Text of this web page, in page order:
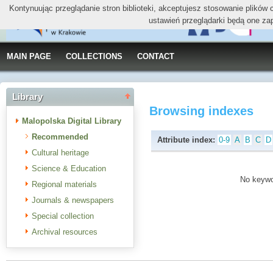
MAIN PAGE COLLECTIONS CONTACT
Library
Malopolska Digital Library
Recommended
Cultural heritage
Science & Education
Regional materials
Journals & newspapers
Special collection
Archival resources
Browsing indexes
Attribute index: 0-9 A B C D
No
Kontynuując przeglądanie stron biblioteki, akceptujesz stosowanie
ustawień przeglądarki będą one